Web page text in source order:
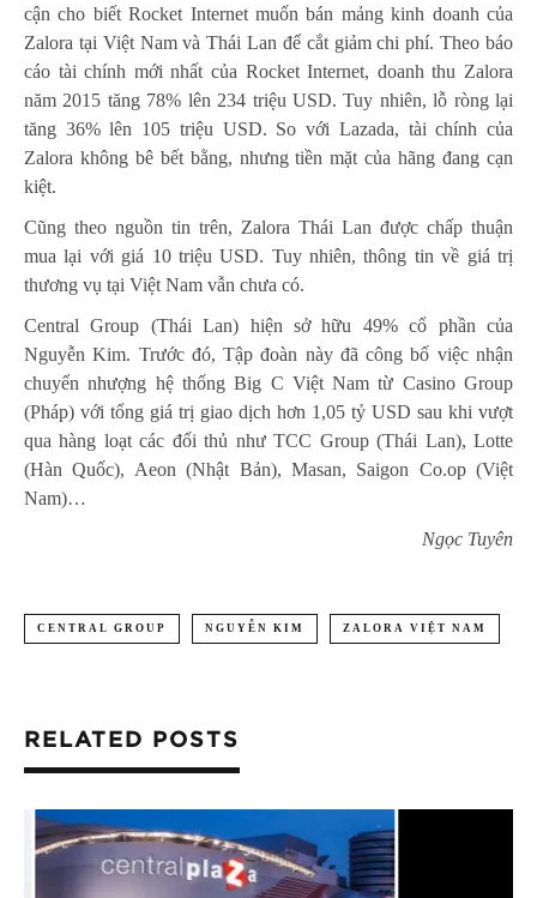
cận cho biết Rocket Internet muốn bán mảng kinh doanh của
Zalora tại Việt Nam và Thái Lan để cắt giảm chi phí. Theo báo
cáo tài chính mới nhất của Rocket Internet, doanh thu Zalora
năm 2015 tăng 78% lên 234 triệu USD. Tuy nhiên, lỗ ròng lại
tăng 36% lên 105 triệu USD. So với Lazada, tài chính của
Zalora không bê bết bằng, nhưng tiền mặt của hãng đang cạn
kiệt.
Cũng theo nguồn tin trên, Zalora Thái Lan được chấp thuận
mua lại với giá 10 triệu USD. Tuy nhiên, thông tin về giá trị
thương vụ tại Việt Nam vẫn chưa có.
Central Group (Thái Lan) hiện sở hữu 49% cổ phần của
Nguyễn Kim. Trước đó, Tập đoàn này đã công bố việc nhận
chuyển nhượng hệ thống Big C Việt Nam từ Casino Group
(Pháp) với tổng giá trị giao dịch hơn 1,05 tỷ USD sau khi vượt
qua hàng loạt các đối thủ như TCC Group (Thái Lan), Lotte
(Hàn Quốc), Aeon (Nhật Bản), Masan, Saigon Co.op (Việt
Nam)…
Ngọc Tuyên
CENTRAL GROUP NGUYỄN KIM ZALORA VIỆT NAM
RELATED POSTS